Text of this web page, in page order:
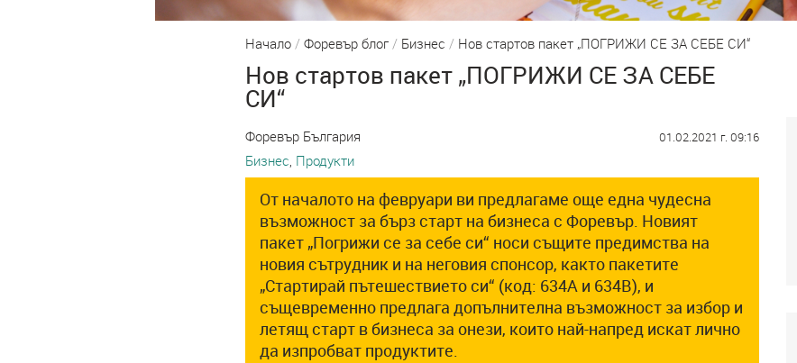
Начало / Форевър блог / Бизнес / Нов стартов пакет „ПОГРИЖИ СЕ ЗА СЕБЕ СИ“
Нов стартов пакет „ПОГРИЖИ СЕ ЗА СЕБЕ
СИ“
Форевър България 01.02.2021 г. 09:16
Бизнес Продукти
От началото на февруари ви предлагаме още една чудесна
възможност за бърз старт на бизнеса с Форевър. Новият
пакет „Погрижи се за себе си“ носи същите предимства на
новия сътрудник и на неговия спонсор, както пакетите
„Стартирай пътешествието си“ (код: 634А и 634В), и
същевременно предлага допълнителна възможност за избор и
летящ старт в бизнеса за онези, които най-напред искат лично
да изпробват продуктите.